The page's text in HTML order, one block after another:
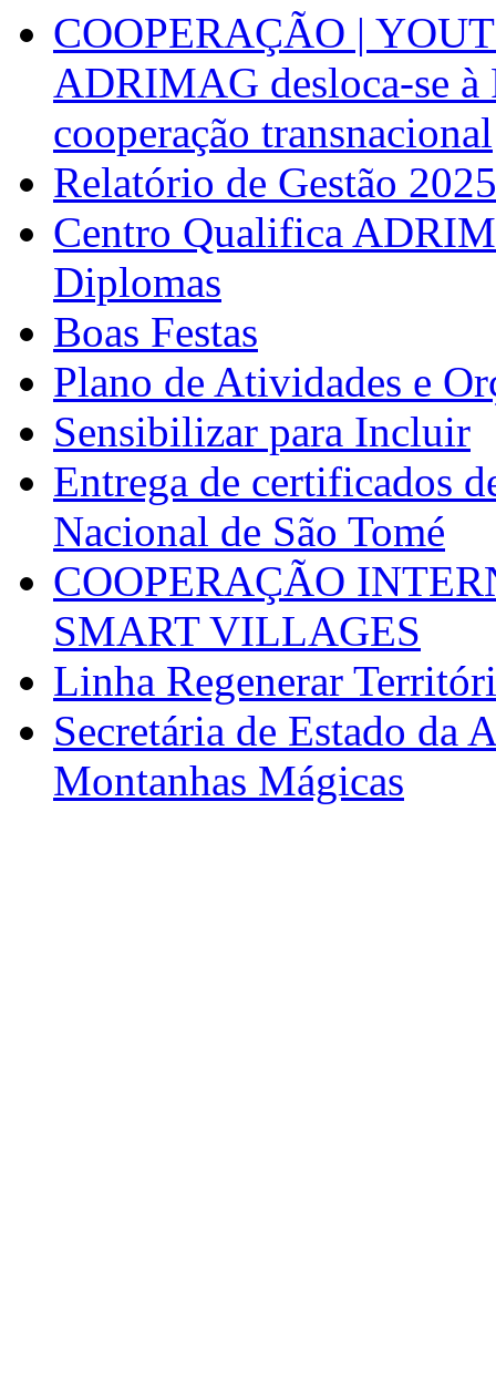
COOPERAÇÃO |
ADRIMAG desloca-se
cooperação transnacional
Relatório de Gestão 2025
Centro Qualifica
Diplomas
Boas Festas
Plano de Atividades e
Sensibilizar para Incluir
Entrega de certificados
Nacional de São Tomé
COOPERAÇÃO
SMART VILLAGES
Linha Regenerar
Secretária de Estado da
Montanhas Mágicas